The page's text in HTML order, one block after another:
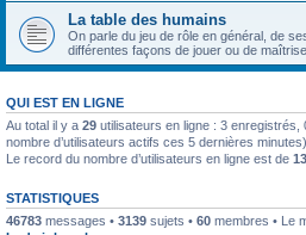
La table des humains
On parle du jeu de rôle en général, de
différentes façons de jouer ou de
QUI EST EN LIGNE
Au total il y a 29 utilisateurs en ligne : 3 enregistrés,
nombre d’utilisateurs actifs ces 5 dernières minutes)
Le record du nombre d’utilisateurs en ligne est de
STATISTIQUES
46783 messages • 3139 sujets • 60 membres • Le